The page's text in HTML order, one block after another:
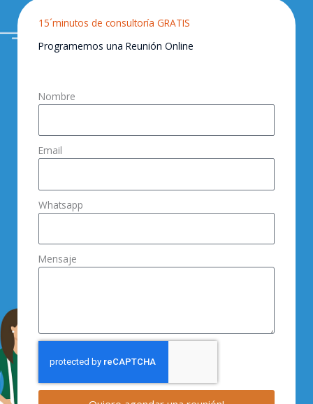
15´minutos de consultoría GRATIS
Programemos una Reunión Online
Nombre
Email
Whatsapp
Mensaje